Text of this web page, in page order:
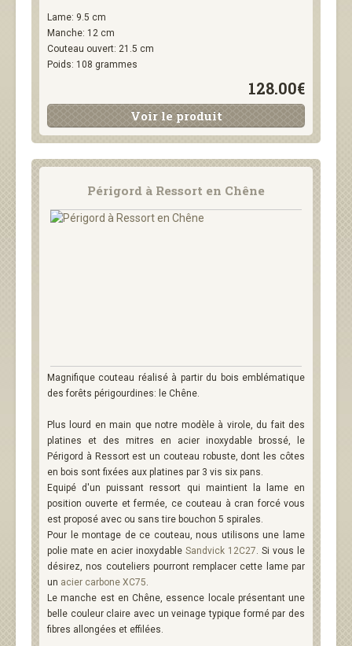
Lame: 9.5 cm
Manche: 12 cm
Couteau ouvert: 21.5 cm
Poids: 108 grammes
128.00€
Voir le produit
Périgord à Ressort en Chêne
Magnifique couteau réalisé à partir du bois emblématique
des forêts périgourdines: le Chêne.
Plus lourd en main que notre modèle à virole, du fait des
platines et des mitres en acier inoxydable brossé, le
Périgord à Ressort est un couteau robuste, dont les côtes
en bois sont fixées aux platines par 3 vis six pans.
Equipé d'un puissant ressort qui maintient la lame en
position ouverte et fermée, ce couteau à cran forcé vous
est proposé avec ou sans tire bouchon 5 spirales.
Pour le montage de ce couteau, nous utilisons une lame
polie mate en acier inoxydable Sandvick 12C27. Si vous le
désirez, nos couteliers pourront remplacer cette lame par
un acier carbone XC75.
Le manche est en Chêne, essence locale présentant une
belle couleur claire avec un veinage typique formé par des
fibres allongées et effilées.